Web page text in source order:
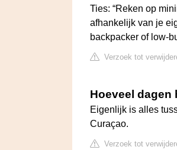
Ties: “Reken op
afhankelijk van je
backpacker of low-
Verzoek tot
Hoeveel dagen
Eigenlijk is alles
Curaçao.
Verzoek tot